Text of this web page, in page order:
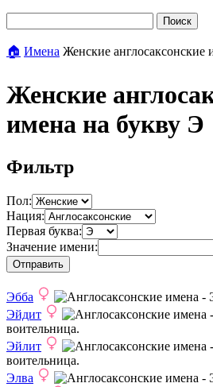
Поиск
🏠 Имена Женские англосаксонские
Женские
имена на букву Э
Фильтр
Пол:
Нация:
Первая буква:
Значение имени:
Отправить
Эбба
Эйдит
воительница.
Эйлит
воительница.
Элва